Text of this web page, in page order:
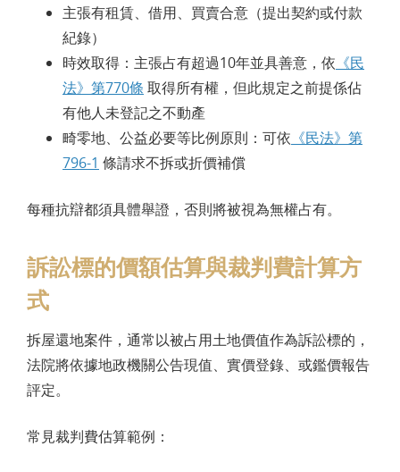
主張有租賃、借用、買賣合意（提出契約或付款
紀錄）
時效取得：主張占有超過10年並具善意，依 《民
法》第770條 取得所有權，但此規定之前提係佔
有他人未登記之不動產
畸零地、公益必要等比例原則：可依 《民法》第
796-1 條請求不拆或折價補償
每種抗辯都須具體舉證，否則將被視為無權占有。
訴訟標的價額估算與裁判費計算方
式
拆屋還地案件，通常以被占用土地價值作為訴訟標的，
法院將依據地政機關公告現值、實價登錄、或鑑價報告
評定。
常見裁判費估算範例：